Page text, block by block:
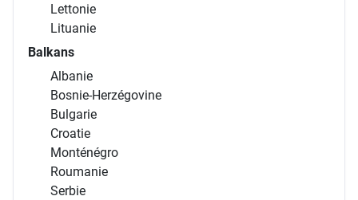
Lettonie
Lituanie
Balkans
Albanie
Bosnie-Herzégovine
Bulgarie
Croatie
Monténégro
Roumanie
Serbie